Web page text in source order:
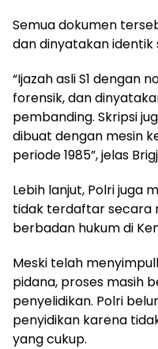
Semua dokumen
dan dinyatakan identik
“Ijazah asli S1 dengan
forensik, dan
pembanding. Skripsi
dibuat dengan mesin
periode 1985”, jelas
Lebih lanjut, Polri juga
tidak terdaftar secara
berbadan hukum di
Meski telah
pidana, proses masih
penyelidikan. Polri
penyidikan karena
yang cukup.